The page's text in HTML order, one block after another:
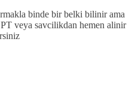
binde bir belki bilinir ama
veya savcilikdan hemen alinir